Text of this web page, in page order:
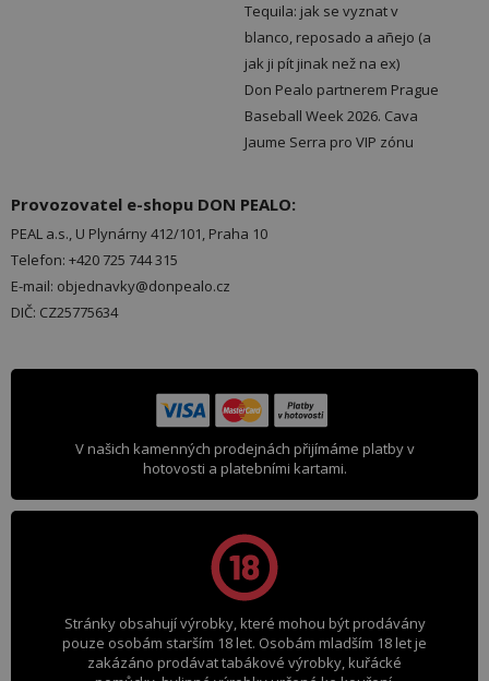
Tequila: jak se vyznat v
blanco, reposado a añejo (a
jak ji pít jinak než na ex)
Don Pealo partnerem Prague
Baseball Week 2026. Cava
Jaume Serra pro VIP zónu
Provozovatel e-shopu DON PEALO:
PEAL a.s., U Plynárny 412/101, Praha 10
Telefon: +420 725 744 315
E-mail: objednavky@donpealo.cz
DIČ: CZ25775634
V našich kamenných prodejnách přijímáme platby v
hotovosti a platebními kartami.
Stránky obsahují výrobky, které mohou být prodávány
pouze osobám starším 18 let. Osobám mladším 18 let je
zakázáno prodávat tabákové výrobky, kuřácké